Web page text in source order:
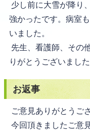
少し前に大雪が降り
強かったです。病室
いました。
先生、看護師、その
りがとうございました
お返事
ご意見ありがとうご
今回頂きましたご意